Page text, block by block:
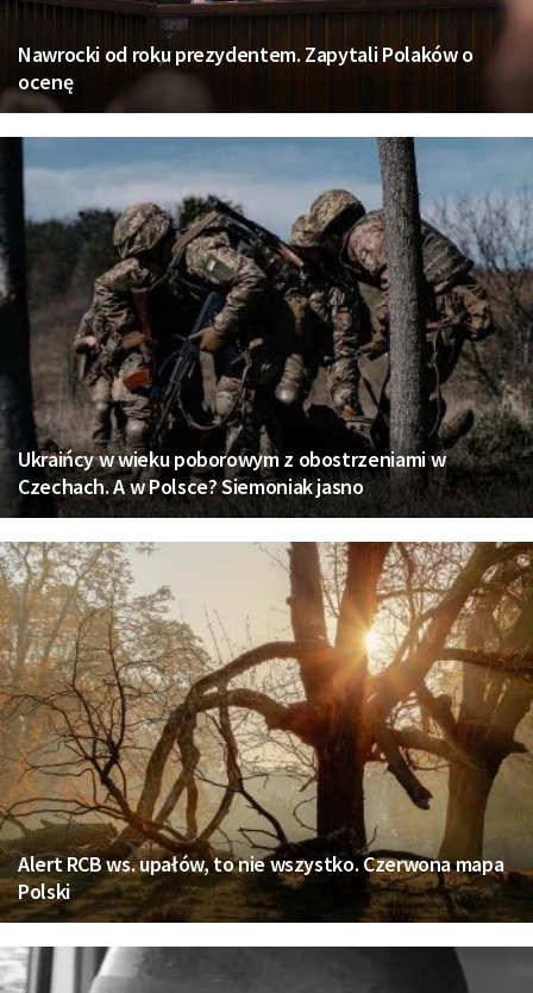
Nawrocki od roku prezydentem. Zapytali Polaków o
ocenę
Ukraińcy w wieku poborowym z obostrzeniami w
Czechach. A w Polsce? Siemoniak jasno
Alert RCB ws. upałów, to nie wszystko. Czerwona mapa
Polski